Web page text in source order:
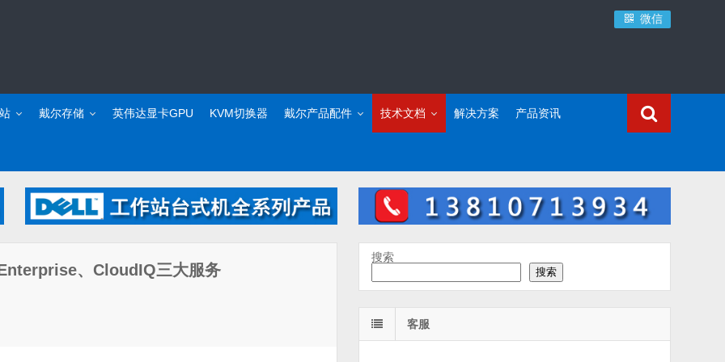
微信
戴尔存储 英伟达显卡GPU KVM切换器 戴尔产品配件 技术文档 解决方案 产品资讯
、CloudIQ三大服务
搜索
搜索
客服